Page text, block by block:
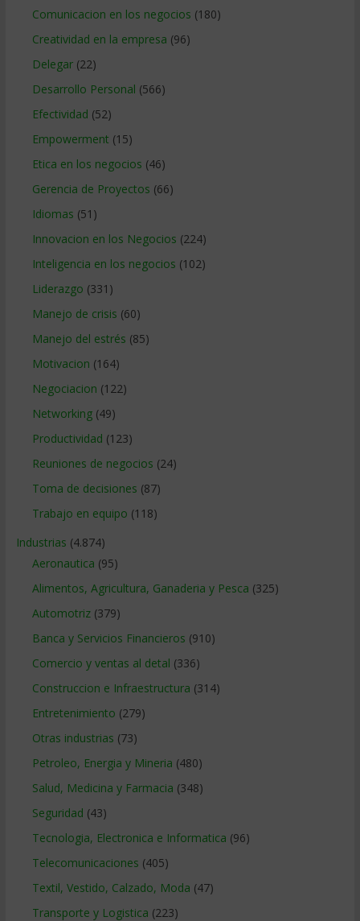
Comunicacion en los negocios (180)
Creatividad en la empresa (96)
Delegar(22)
Desarrollo Personal (566)
Efectividad (52)
Empowerment (15)
Etica en los negocios (46)
Gerencia de Proyectos (66)
Idiomas (51)
Innovacion en los Negocios (224)
Inteligencia en los negocios (102)
Liderazgo (331)
Manejo de crisis (60)
Manejo del estrés (85)
Motivacion (164)
Negociacion (122)
Networking(49)
Productividad (123)
Reuniones de negocios (24)
Toma de decisiones (87)
Trabajo en equipo (118)
Industrias (4.874)
Aeronautica (95)
Alimentos, Agricultura, Ganaderia y Pesca (325)
Automotriz(379)
Banca y Servicios Financieros (910)
Comercio y ventas al detal (336)
Construccion e Infraestructura (314)
Entretenimiento (279)
Otras industrias (73)
Petroleo, Energia y Mineria (480)
Salud, Medicina y Farmacia (348)
Seguridad (43)
Tecnologia, Electronica e Informatica (96)
Telecomunicaciones (405)
Textil, Vestido, Calzado, Moda (47)
Transporte y Logistica (223)